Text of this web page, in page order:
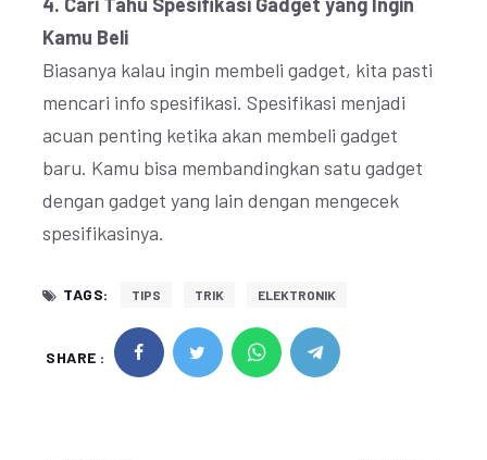
Kamu Beli
Biasanya kalau ingin membeli gadget, kita pasti
mencari info spesifikasi. Spesifikasi menjadi
acuan penting ketika akan membeli gadget
baru. Kamu bisa membandingkan satu gadget
dengan gadget yang lain dengan mengecek
spesifikasinya.
TAGS: TIPS TRIK ELEKTRONIK
SHARE :